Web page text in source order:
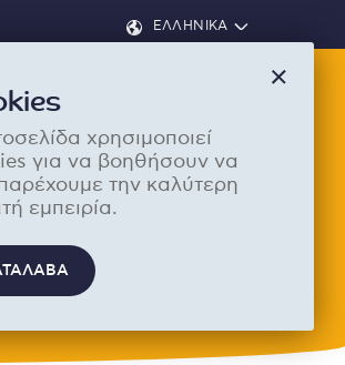
ΕΛΛΗΝΙΚΑ
ΣΗΜΕΡΑ
Όρους Χρήσης *
χρησιμοποιεί
για να βοηθήσουν να
την καλύτερη
εμπειρία.